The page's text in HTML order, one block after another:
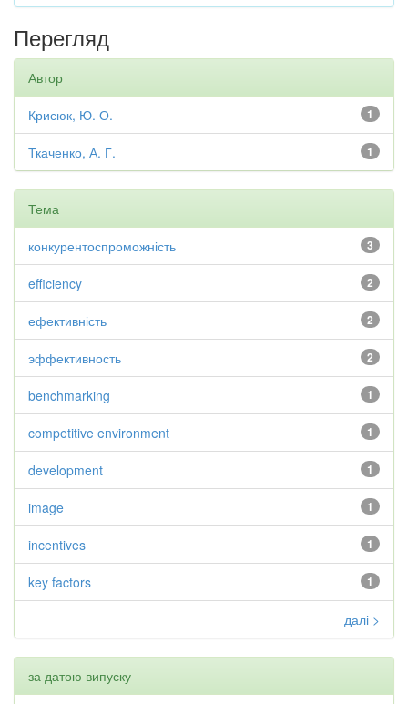
Перегляд
Автор
1
Крисюк, Ю. О.
1
Ткаченко, А. Г.
Тема
3
конкурентоспроможність
2
efficiency
2
ефективність
2
эффективность
1
benchmarking
1
competitive environment
1
development
1
image
1
incentives
1
key factors
далі >
за датою випуску